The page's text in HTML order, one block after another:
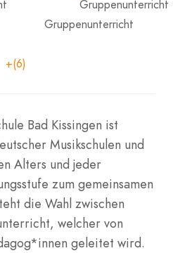
Gruppenunterricht
+(6)
Bad Kissingen ist
Musikschulen und
Alters und jeder
zum gemeinsamen
die Wahl zwischen
welcher von
geleitet wird.